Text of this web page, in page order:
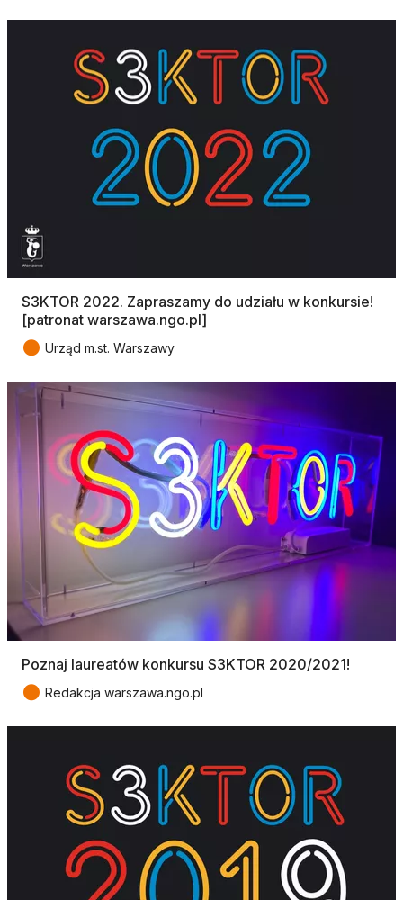
S3KTOR 2022. Zapraszamy do udziału w konkursie!
[patronat warszawa.ngo.pl]
● Urząd m.st. Warszawy
Poznaj laureatów konkursu S3KTOR 2020/2021!
● Redakcja warszawa.ngo.pl